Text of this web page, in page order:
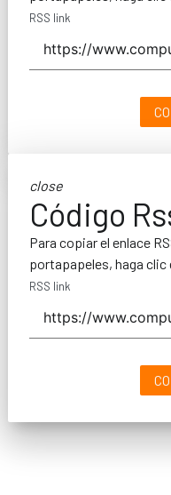
RSS link
close
Código
Para copiar el enlace
portapapeles, haga clic
RSS link